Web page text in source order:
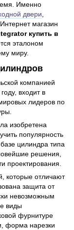
Именно
двери,
магазин
купить в
эталоном
миру.
компанией
входит в
лидеров по
изобретена
популярность
цилиндра типа
решения,
проектирования.
которые отличают
защита от
невозможным
виды
фурнитуре
форма нарезки